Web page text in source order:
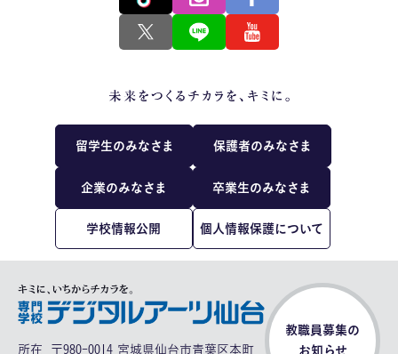
留学生のみなさま 保護者のみなさま
企業のみなさま 卒業生のみなさま
学校情報公開 個人情報保護について
所在 〒980-0014 宮城県仙台市青葉区本町
教職員募集の
お知らせ